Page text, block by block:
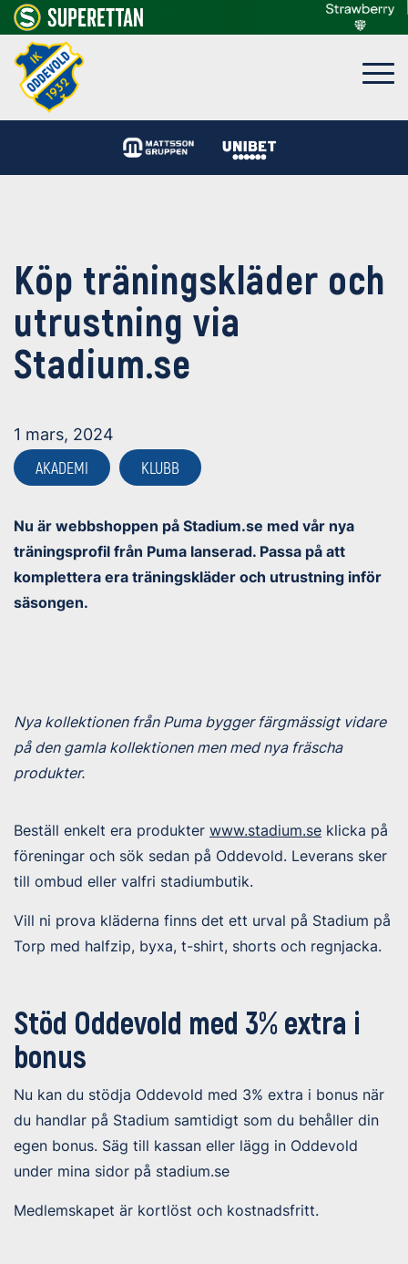
Köp träningskläder och
utrustning via
Stadium.se
1 mars, 2024
AKADEMI KLUBB
Nu är webbshoppen på Stadium.se med vår nya
träningsprofil från Puma lanserad. Passa på att
komplettera era träningskläder och utrustning inför
säsongen.
Nya kollektionen från Puma bygger färgmässigt vidare
på den gamla kollektionen men med nya fräscha
produkter.
Beställ enkelt era produkter www.stadium.se klicka på
föreningar och sök sedan på Oddevold. Leverans sker
till ombud eller valfri stadiumbutik.
Vill ni prova kläderna finns det ett urval på Stadium på
Torp med halfzip, byxa, t-shirt, shorts och regnjacka.
Stöd Oddevold med 3% extra i
bonus
Nu kan du stödja Oddevold med 3% extra i bonus när
du handlar på Stadium samtidigt som du behåller din
egen bonus. Säg till kassan eller lägg in Oddevold
under mina sidor på stadium.se
Medlemskapet är kortlöst och kostnadsfritt.